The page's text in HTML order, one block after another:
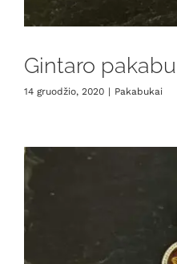
Gintaro
14 gruodžio, 2020 | Pakabukai